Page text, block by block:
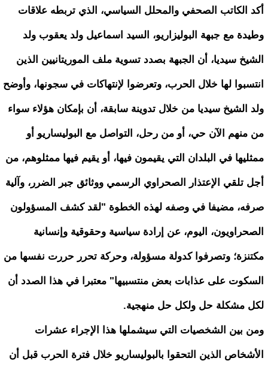
أكد الكاتب الصحفي والمحلل السياسي، الذي تربطه علاقات
وطيدة مع جبهة البوليزاريو، السيد اسماعيل ولد يعقوب ولد
الشيخ سيديا، أن الجبهة بصدد تسوية ملف الموريتانيين الذين
انتسبوا لها خلال الحرب، وتعرضوا لإنتهاكات في سجونها، وأوضح
ولد الشيخ سيديا من خلال تدوينة سابقة، أن بإمكان هؤلاء سواء
من منهم الآن حي، أو من رحل، التواصل مع البوليساريو أو
ممثليها في البلدان التي يقيمون فيها، أو يقيم فيها ممثلوهم، من
أجل تلقي الإعتذار الصحراوي الرسمي ووثائق جبر الضرر، وآلية
صرفه، مضيفا في وصفه لهذه الخطوة "لقد كشف المسؤولون
الصحراويون، اليوم، عن إرادة سياسية وحقوقية وإنسانية
مكتنزة؛ وتصرفوا كدولة مسؤولة، وحركة تحرر حررت نفسها من
السكوت على عذابات بعض منتسبيها" معتبرا في هذا الصدد أن
لكل مشكلة حل ولكل حل منهجية.
ومن بين الشخصيات التي سيشملها هذا الإجراء عشرات
الأشخاص الذين التحقوا بالبوليساريو خلال فترة الحرب قبل أن